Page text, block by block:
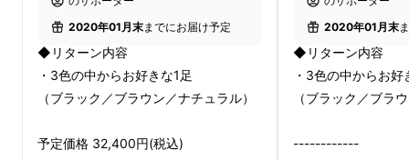
2020年01月末までにお届け予定
◆リターン内容
・3色の中からお好きな1足
（ブラック／ブラウン／ナチュラル）
予定価格 32,400円(税込)
2020年01月末
◆リターン内容
・3色の中からお好
（ブラック／ブラ
------------